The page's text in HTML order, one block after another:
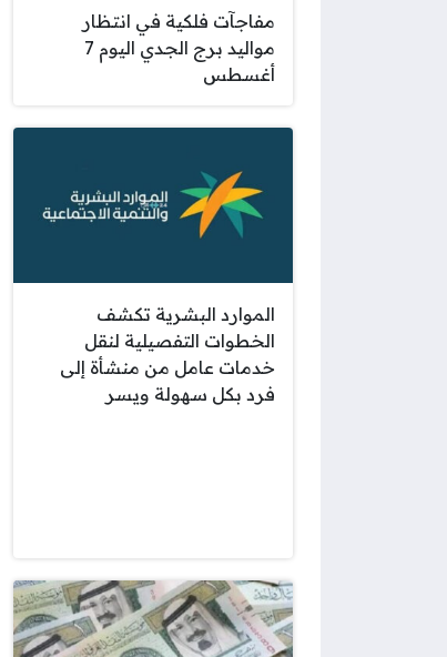
مفاجآت فلكية في انتظار
مواليد برج الجدي اليوم 7
أغسطس
الموارد البشرية تكشف
الخطوات التفصيلية لنقل
خدمات عامل من منشأة إلى
فرد بكل سهولة ويسر